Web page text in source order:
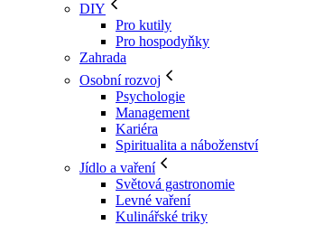
DIY
Pro kutily
Pro hospodyňky
Zahrada
Osobní rozvoj
Psychologie
Management
Kariéra
Spiritualita a náboženství
Jídlo a vaření
Světová gastronomie
Levné vaření
Kulinářské triky